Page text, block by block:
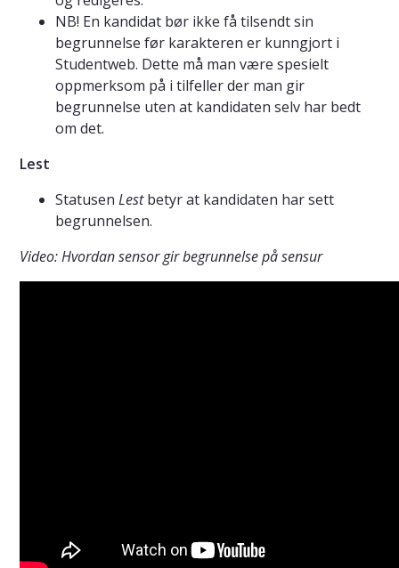
NB! En kandidat bør ikke få tilsendt sin
begrunnelse før karakteren er kunngjort i
Studentweb. Dette må man være spesielt
oppmerksom på i tilfeller der man gir
begrunnelse uten at kandidaten selv har bedt
om det.
Lest
Statusen Lestbetyr at kandidaten har sett
begrunnelsen.
Video: Hvordan sensor gir begrunnelse på sensur